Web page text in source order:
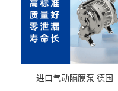
进口气动隔膜泵 德国